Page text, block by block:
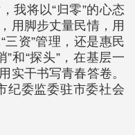
我将以“归零”的心态
用脚步丈量民情，用
三资”管理，还是惠民
和“探头”，在基层一
实干书写青春答卷。
纪委监委驻市委社会